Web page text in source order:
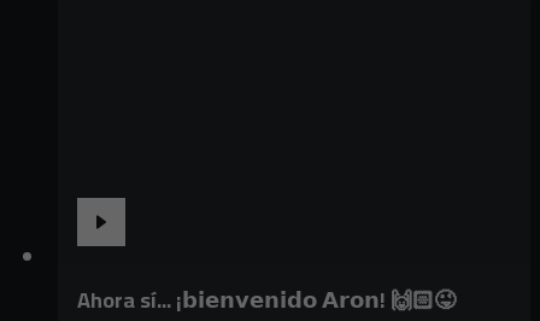
Ahora sí... ¡𝗯𝗶𝗲𝗻𝘃𝗲𝗻𝗶𝗱𝗼 𝗔𝗿𝗼𝗻! 🙌🏻😜